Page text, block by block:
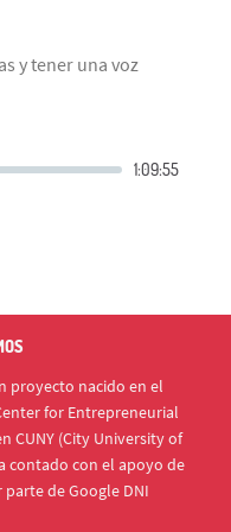
y tener una voz
proyecto nacido en el
for Entrepreneurial
CUNY (City University of
contado con el apoyo de
parte de Google DNI